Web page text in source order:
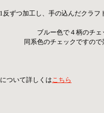
1反ずつ加工し、手の込んだクラ
ブルー色で４柄のチ
同系色のチェックですの
ついて詳しくは こちら